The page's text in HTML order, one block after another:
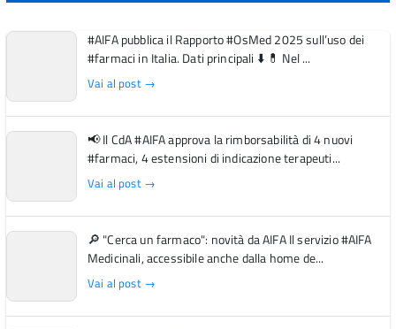
#AIFA pubblica il Rapporto #OsMed 2025 sull’uso dei
#farmaci in Italia. Dati principali ⬇️ 💊 Nel ...
Vai al post →
📢 Il CdA #AIFA approva la rimborsabilità di 4 nuovi
#farmaci, 4 estensioni di indicazione terapeuti...
Vai al post →
🔎 "Cerca un farmaco": novità da AIFA Il servizio #AIFA
Medicinali, accessibile anche dalla home de...
Vai al post →